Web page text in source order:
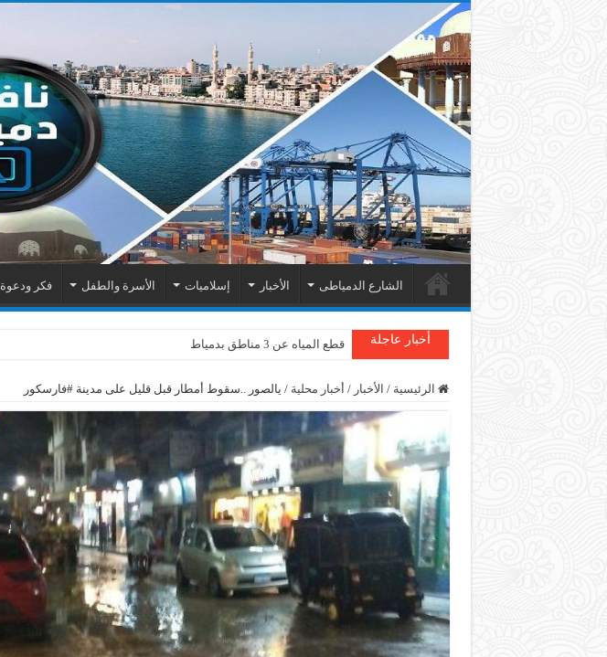
الشارع الدمياطى الأخبار إسلاميات الأسرة والطفل فكر ودعوة
أخبار عاجلة قطع المياه عن 3 مناطق بدمياط
دمياط : سقوط شجرة على الأسلاك الكهربائية بمنطقة المطرى
الرئيسية / الأخبار / أخبار محلية / يالصور ..سقوط أمطار قبل قليل على مدينة #فارسكور